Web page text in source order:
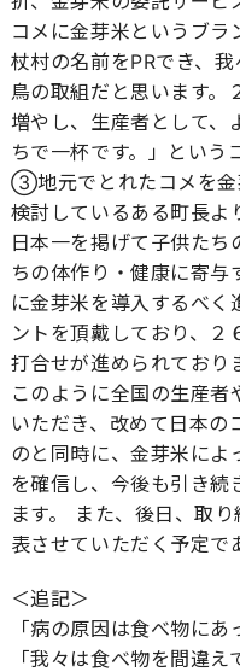
コメに金芽米というブラ
杖村の名前をPRでき、
鳥の取組だと思います。
増やし、生産者として、
ちで一杯です。」という
③地元でとれたコメを金
検討しているある町長
日本一を掲げて子供たち
ちの体作り・健康に寄
に金芽米を導入するべく
ントを頂戴しており、２
打合せが進められており
このように全国の生産者
いただき、改めて日本の
のと同時に、金芽米によ
を確信し、今後も引き続
ます。 また、後日、取
表させていただく予定で
＜追記＞
「病の原因は食べ物にあ
「我々は食べ物を間違え